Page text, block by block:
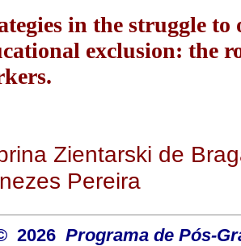
in the struggle to
exclusion: the
Zientarski de
Pereira
2026 Programa de Pós-